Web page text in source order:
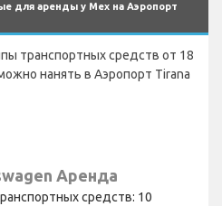
для аренды у Mex на Аэропорт
транспортных средств от 18
нанять в Аэропорт Tirana
Аренда
средств: 10